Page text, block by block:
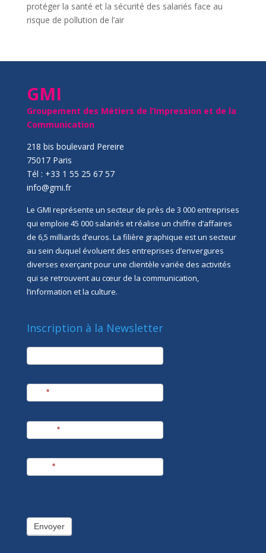
protéger la santé et la sécurité des salariés face au
risque de pollution de l’air
GMI
Groupement des Métiers de l’Impression et de la
Communication
218 bis boulevard Pereire
75017 Paris
Tél : +33 1 55 25 67 57
info@gmi.fr
Le GMI représente un secteur de près de 3 000 entreprises
qui emploie 45 000 salariés et réalise un chiffre d’affaires
de 6,5 milliards d’euros. La filière graphique est un secteur
au sein duquel évoluent des entreprises d’envergures
diverses exerçant pour une clientèle variée des activités
qui se retrouvent au cœur de la communication,
l’information et la culture.
Inscription à la Newsletter
newsletter
*
*
*
Envoyer